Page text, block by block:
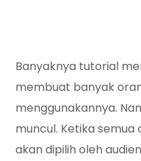
Banyaknya tutorial
membuat banyak
menggunakannya.
muncul. Ketika semua
akan dipilih oleh